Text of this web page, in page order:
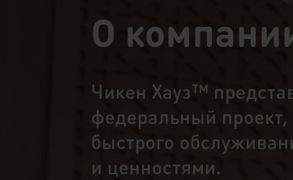
О
Чикен Хауз™
федеральный
быстрого
и ценностями.